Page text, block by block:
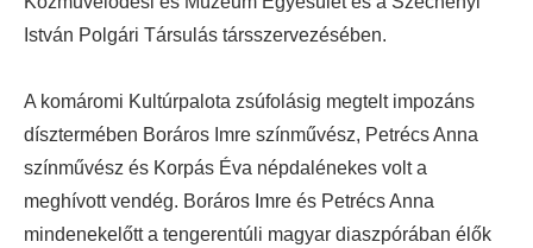
István Polgári Társulás társszervezésében.
A komáromi Kultúrpalota zsúfolásig megtelt impozáns
dísztermében Boráros Imre színművész, Petrécs Anna
színművész és Korpás Éva népdalénekes volt a
meghívott vendég. Boráros Imre és Petrécs Anna
mindenekelőtt a tengerentúli magyar diaszpórában élők